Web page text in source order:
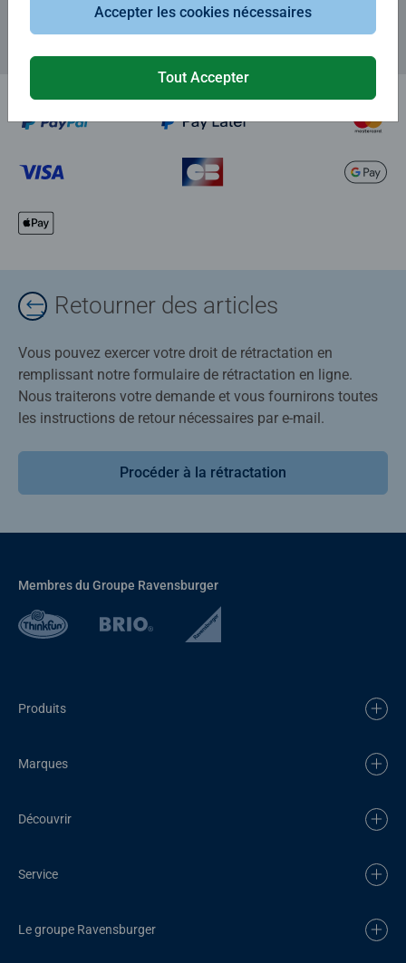
Retourner des articles
Vous pouvez exercer votre droit de rétractation en
remplissant notre formulaire de rétractation en ligne.
Nous traiterons votre demande et vous fournirons toutes
les instructions de retour nécessaires par e-mail.
Procéder à la rétractation
Membres du Groupe Ravensburger
Produits
Marques
Découvrir
Service
Le groupe Ravensburger
Accepter les cookies nécessaires
Tout Accepter